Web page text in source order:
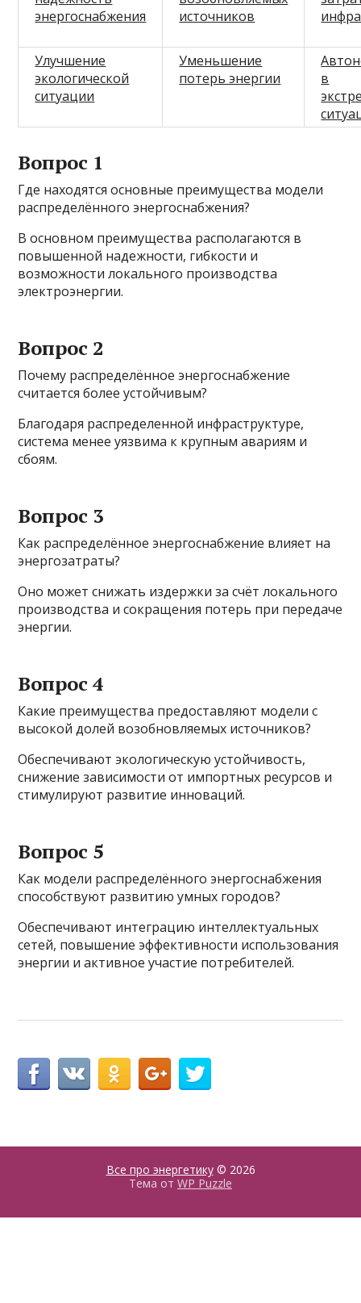
энергоснабжения
источников
Улучшение
экологической
ситуации
Уменьшение
потерь энергии
в
Вопрос 1
Где находятся основные преимущества модели
распределённого энергоснабжения?
В основном преимущества располагаются в
повышенной надежности, гибкости и
возможности локального производства
электроэнергии.
Вопрос 2
Почему распределённое энергоснабжение
считается более устойчивым?
Благодаря распределенной инфраструктуре,
система менее уязвима к крупным авариям и
сбоям.
Вопрос 3
Как распределённое энергоснабжение влияет на
энергозатраты?
Оно может снижать издержки за счёт локального
производства и сокращения потерь при передаче
энергии.
Вопрос 4
Какие преимущества предоставляют модели с
высокой долей возобновляемых источников?
Обеспечивают экологическую устойчивость,
снижение зависимости от импортных ресурсов и
стимулируют развитие инноваций.
Вопрос 5
Как модели распределённого энергоснабжения
способствуют развитию умных городов?
Обеспечивают интеграцию интеллектуальных
сетей, повышение эффективности использования
энергии и активное участие потребителей.
Все про энергетику© 2026
Тема от WP Puzzle